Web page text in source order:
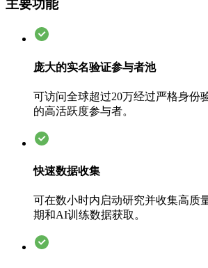
主要功能
庞大的实名验证参与者池
可访问全球超过20万经过严格身份
的高活跃度参与者。
快速数据收集
可在数小时内启动研究并收集高质
期和AI训练数据获取。